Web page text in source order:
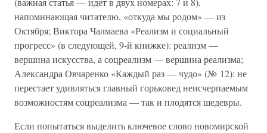
напоминающая читателю, «откуда мы родом» — из
Октября; Виктора Чалмаева «Реализм и социальный
прогресс» (в следующей, 9-й книжке): реализм —
вершина искусства, а соцреализм — вершина реализма;
Александра Овчаренко «Каждый раз — чудо» (№ 12): не
перестает удивляться главный горьковед неисчерпаемым
возможностям соцреализма — так и плодятся шедевры.
Если попытаться выделить ключевое слово новомирской